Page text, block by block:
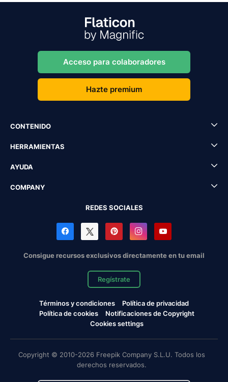
Acceso para colaboradores
Hazte premium
CONTENIDO
HERRAMIENTAS
AYUDA
COMPANY
REDES SOCIALES
Consigue recursos exclusivos directamente en tu email
Regístrate
Términos y condiciones
Política de privacidad
Política de cookies
Notificaciones de Copyright
Cookies settings
Copyright © 2010-2026 Freepik Company S.L.U. Todos los
derechos reservados.